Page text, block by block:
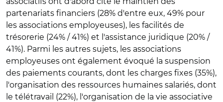
partenariats financiers (28% d'entre eux, 49% pour
les associations employeuses), les facilités de
trésorerie (24% / 41%) et l'assistance juridique (20% /
41%). Parmi les autres sujets, les associations
employeuses ont également évoqué la suspension
des paiements courants, dont les charges fixes (35%),
l'organisation des ressources humaines salariés, dont
le télétravail (22%), l'organisation de la vie associative